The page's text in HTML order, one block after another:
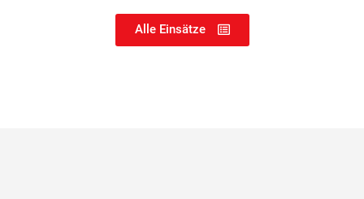
Alle Einsätze